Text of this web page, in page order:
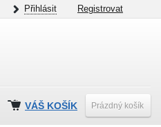
Přihlásit Registrovat
VÁŠ KOŠÍK Prázdný košík